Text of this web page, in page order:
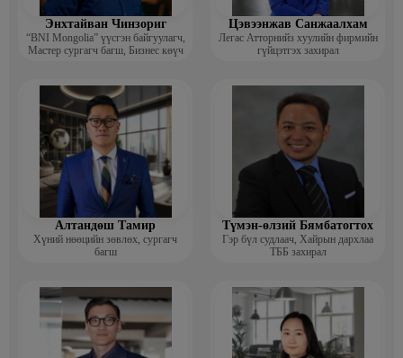
Энхтайван Чинзориг
“BNI Mongolia” үүсгэн байгуулагч,
Мастер сургагч багш, Бизнес көүч
Цэвээнжав Санжаалхам
Легас Атторнийз хуулийн фирмийн
гүйцэтгэх захирал
Алтандөш Тамир
Хүний нөөцийн зөвлөх, сургагч
багш
Түмэн-өлзий Бямбатогтох
Гэр бүл судлаач, Хайрын дархлаа
ТББ захирал